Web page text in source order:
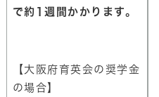
で約1週間かかります。
【大阪府育英会の奨学金
の場合】